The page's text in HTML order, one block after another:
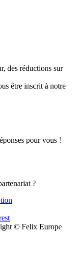
des réductions sur
être inscrit à notre
pour vous !
?
© Felix Europe